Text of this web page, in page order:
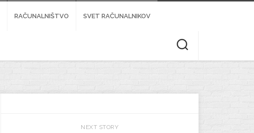
RAČUNALNIŠTVO SVET RAČUNALNIKOV
NEXT STORY